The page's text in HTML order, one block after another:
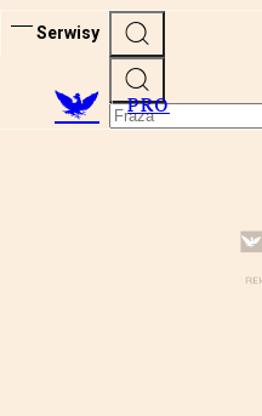
Serwisy
PRO